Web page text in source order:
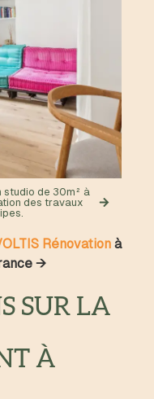
studio de 30m² à
des travaux
Rénovationà
→
SUR LA
À